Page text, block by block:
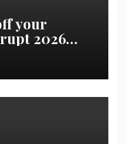
your
2026
VseTime.ru